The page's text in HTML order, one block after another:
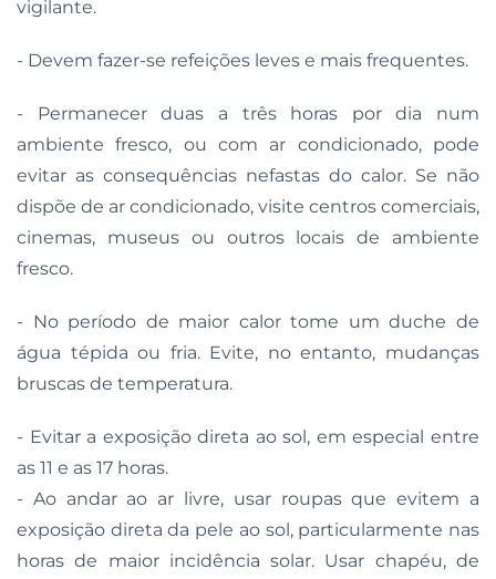
vigilante.
- Devem fazer-se refeições leves e mais frequentes.
- Permanecer duas a três horas por dia num
ambiente fresco, ou com ar condicionado, pode
evitar as consequências nefastas do calor. Se não
dispõe de ar condicionado, visite centros comerciais,
cinemas, museus ou outros locais de ambiente
fresco.
- No período de maior calor tome um duche de
água tépida ou fria. Evite, no entanto, mudanças
bruscas de temperatura.
- Evitar a exposição direta ao sol, em especial entre
as 11 e as 17 horas.
- Ao andar ao ar livre, usar roupas que evitem a
exposição direta da pele ao sol, particularmente nas
horas de maior incidência solar. Usar chapéu, de